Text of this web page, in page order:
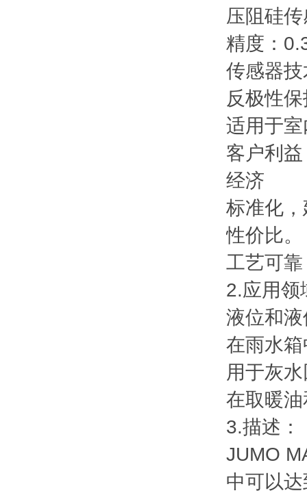
压阻硅
精度：
传感器
反极性
适用于
客户利益
经济
标准化
性价比。
工艺可靠
2.应用领
液位和
在雨水箱
用于灰
在取暖
3.描述：
JUMO
中可以